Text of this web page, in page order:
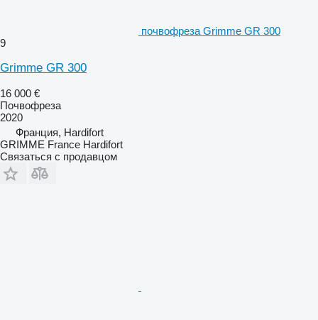
почвофреза Grimme GR 300
9
Grimme GR 300
16 000 €
Почвофреза
2020
Франция, Hardifort
GRIMME France Hardifort
Связаться с продавцом